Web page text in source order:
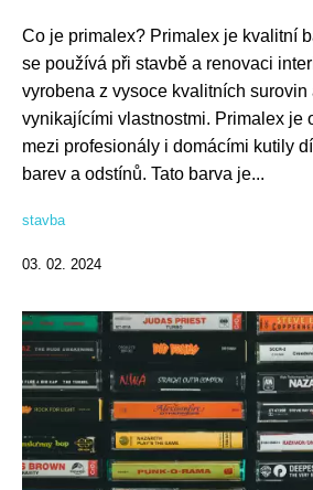
Co je primalex? Primalex je kvalitní
se používá při stavbě a renovaci
vyrobena z vysoce kvalitních
vynikajícími vlastnostmi. Primalex je
mezi profesionály i domácími kutily
barev a odstínů. Tato barva je...
stavba
03. 02. 2024